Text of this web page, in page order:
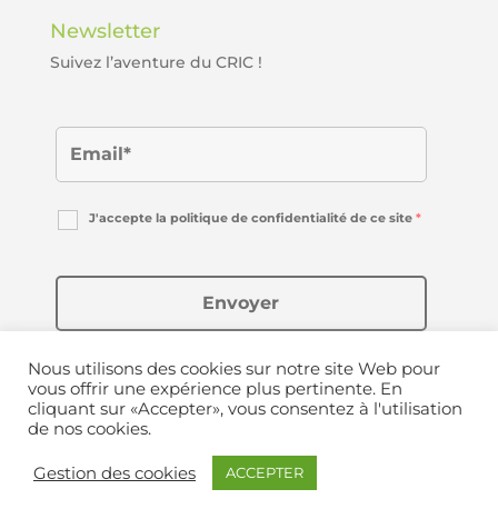
Newsletter
Suivez l’aventure du CRIC !
J'accepte la politique de confidentialité de ce site *
Copyright © 2020-2024 Le Cric | Créé avec ❤ par
Appiweb
Nous utilisons des cookies sur notre site Web pour
vous offrir une expérience plus pertinente. En
cliquant sur «Accepter», vous consentez à l'utilisation
de nos cookies.
Gestion des cookies ACCEPTER